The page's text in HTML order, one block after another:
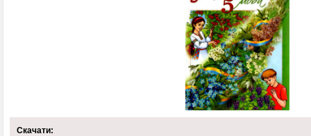
Скачати: